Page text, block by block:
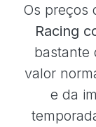
Os preços
Racing
bastante
valor
e da